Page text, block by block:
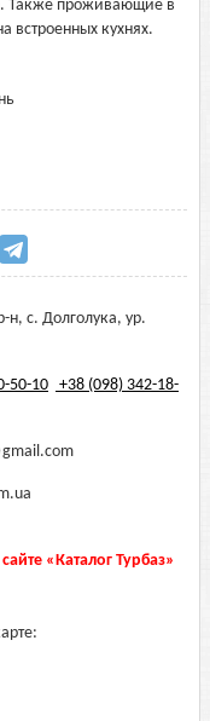
Также проживающие в
встроенных кухнях.
н, с. Долголука, ур.
50-10
+38 (098) 342-18-
«Каталог Турбаз»